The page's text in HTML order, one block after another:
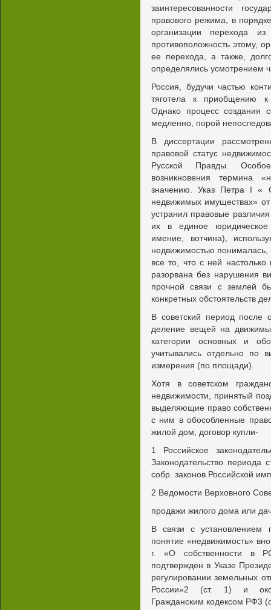
заинтересованности
правового режима, в
организации перехода
противоположность этому,
ее перехода, а также,
определялись усмотрением
Россия, будучи частью
тяготела к приобщению к
Однако процесс создания
медленно, порой
В диссертации
правовой статус
Русской Правды.
возникновения термина
значению. Указ Петра I «
недвижимых имуществах»
устранил правовые
их в единое юридическое
имение, вотчина),
недвижимостью понималась,
все то, что с ней настолько
разорвана без нарушения
прочной связи с землей
конкретных обстоятельств
В советский период после
деление вещей на
категории основных и
учитывались отдельно по
измерения (по площади).
Хотя в советском
недвижимости, принятый
выделяющие право
с ним в обособленные
жилой дом, договор купли-
1 Российское
Законодательство периода
собр. законов Российской
2 Ведомости Верховного
продажи жилого дома или
В связи с установлением
понятие «недвижимость»
г. «О собственности в
подтвержден в Указе
регулировании земельных
России»2 (ст. 1) и
Гражданским кодексом РФ3